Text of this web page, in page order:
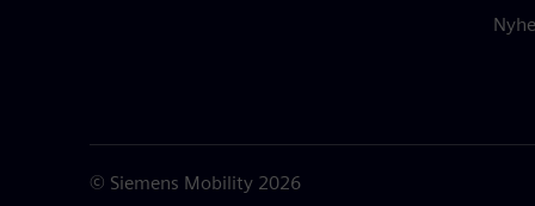
© Siemens Mobility2026